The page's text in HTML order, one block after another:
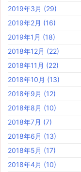
2019年3月 (29)
2019年2月 (16)
2019年1月 (18)
2018年12月 (22)
2018年11月 (22)
2018年10月 (13)
2018年9月 (12)
2018年8月 (10)
2018年7月 (7)
2018年6月 (13)
2018年5月 (17)
2018年4月 (10)